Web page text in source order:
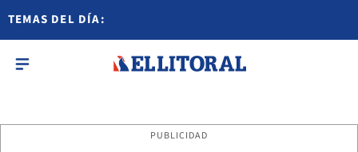
TEMAS DEL DÍA:
PUBLICIDAD